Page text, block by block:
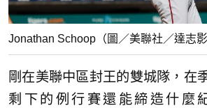
Jonathan Schoop（圖／美聯社／達志影
剛在美聯中區封王的雙城隊，在
剩下的例行賽還能締造什麼